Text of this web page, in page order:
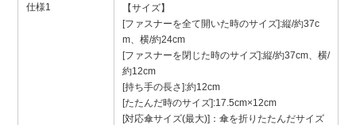
仕様1
【サイズ】
[ファスナーを全て開いた時のサイズ]:縦/約37c
m、横/約24cm
[ファスナーを閉じた時のサイズ]:縦/約37cm、横/
約12cm
[持ち手の長さ]:約12cm
[たたんだ時のサイズ]:17.5cm×12cm
[対応傘サイズ(最大)]：傘を折りたたんだサイズ